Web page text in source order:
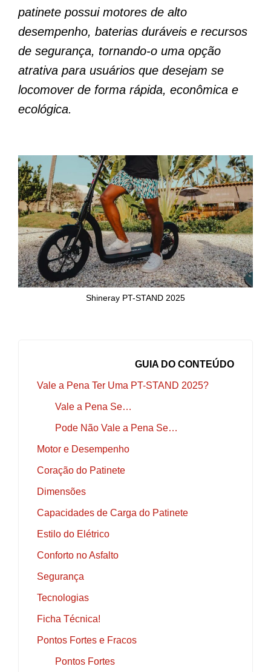
patinete possui motores de alto
desempenho, baterias duráveis e recursos
de segurança, tornando-o uma opção
atrativa para usuários que desejam se
locomover de forma rápida, econômica e
ecológica.
Shineray PT-STAND 2025
GUIA DO CONTEÚDO
Vale a Pena Ter Uma PT-STAND 2025?
Vale a Pena Se…
Pode Não Vale a Pena Se…
Motor e Desempenho
Coração do Patinete
Dimensões
Capacidades de Carga do Patinete
Estilo do Elétrico
Conforto no Asfalto
Segurança
Tecnologias
Ficha Técnica!
Pontos Fortes e Fracos
Pontos Fortes